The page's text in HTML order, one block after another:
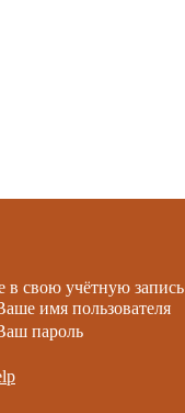
в свою учётную запись
имя пользователя
пароль